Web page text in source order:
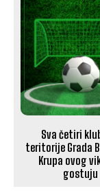
Sva četiri
teritorije Grada
Krupa ovog
gostuju